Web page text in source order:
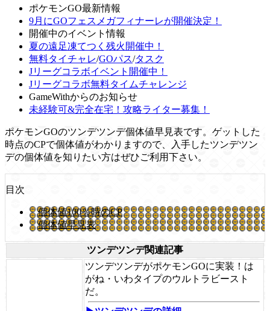
ポケモンGO最新情報
9月にGOフェスメガフィナーレが開催決定！
開催中のイベント情報
夏の遠足凍てつく残火開催中！
無料タイチャレ/GOパス/タスク
Jリーグコラボイベント開催中！
Jリーグコラボ無料タイムチャレンジ
GameWithからのお知らせ
未経験可&完全在宅！攻略ライター募集！
ポケモンGOのツンデツンデ個体値早見表です。ゲットした
時点のCPで個体値がわかりますので、入手したツンデツン
デの個体値を知りたい方はぜひご利用下さい。
目次
個体値100％時のCP
個体値早見表
ツンデツンデ関連記事
ツンデツンデがポケモンGOに実装！は
がね・いわタイプのウルトラビースト
だ。